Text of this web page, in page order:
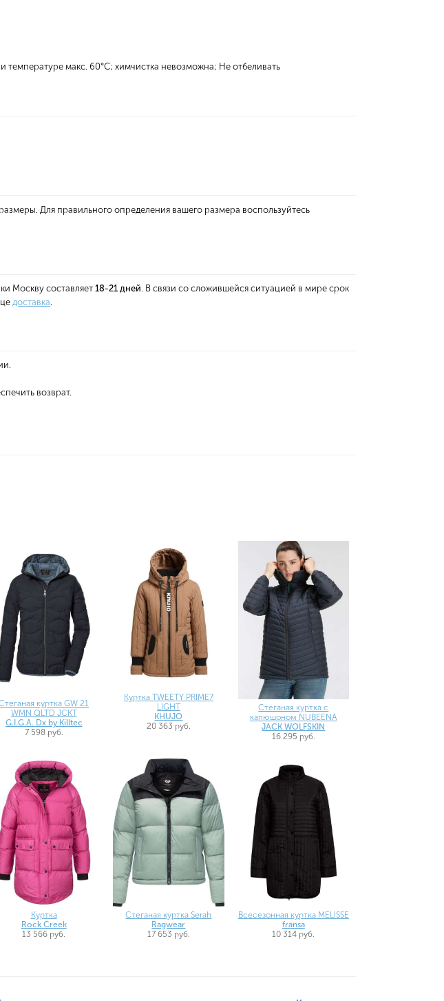
макс. 60°C; химчистка невозможна; Не отбеливать
Для правильного определения вашего размера воспользуйтесь
Москву составляет 18-21 дней. В связи со сложившейся ситуацией в мире срок
доставка.
возврат.
куртка GW 21
WMN QLTD JCKT
G.I.G.A. Dx by Killtec
7 598 руб.
Куртка TWEETY PRIME7
LIGHT
KHUJO
20 363 руб.
Стеганая куртка с
капюшоном NUBEENA
JACK WOLFSKIN
16 295 руб.
Куртка
Rock Creek
13 566 руб.
Стеганая куртка Serah
Ragwear
17 653 руб.
Всесезонная куртка MELISSE
fransa
10 314 руб.